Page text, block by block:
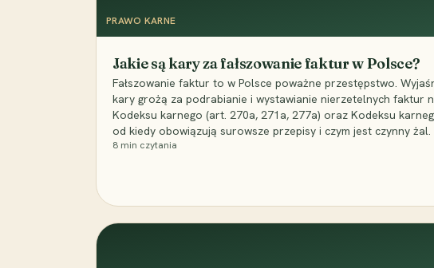
PRAWO KARNE
Jakie są kary za fałszowanie faktur w Polsce?
Fałszowanie faktur to w Polsce poważne przestępstwo.
kary grożą za podrabianie i wystawianie nierzetelnych faktur
Kodeksu karnego (art. 270a, 271a, 277a) oraz Kodeksu
od kiedy obowiązują surowsze przepisy i czym jest czynny żal.
8 min czytania